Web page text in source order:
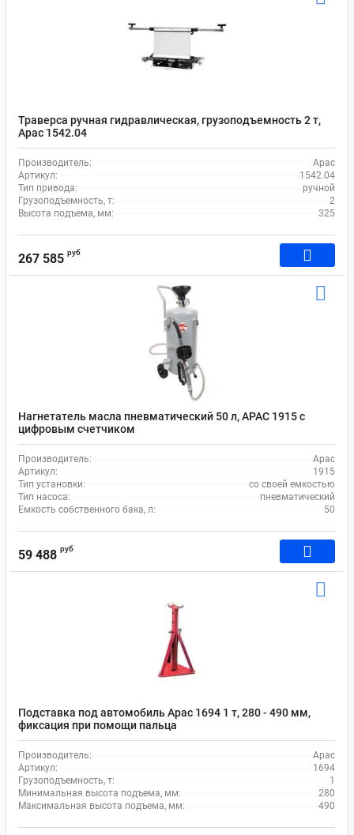
Траверса ручная гидравлическая, грузоподъемность 2 т,
Apac 1542.04
Производитель:
Apac
Артикул:
1542.04
Тип привода:
ручной
Грузоподъемность, т:
2
Высота подъема, мм:
325
267 585 руб
Нагнетатель масла пневматический 50 л, APAC 1915 с
цифровым счетчиком
Производитель:
Apac
Артикул:
1915
Тип установки:
со своей емкостью
Тип насоса:
пневматический
Емкость собственного бака, л:
50
59 488 руб
Подставка под автомобиль Apac 1694 1 т, 280 - 490 мм,
фиксация при помощи пальца
Производитель:
Apac
Артикул:
1694
Грузоподъемность, т:
1
Минимальная высота подъема, мм:
280
Максимальная высота подъема, мм:
490